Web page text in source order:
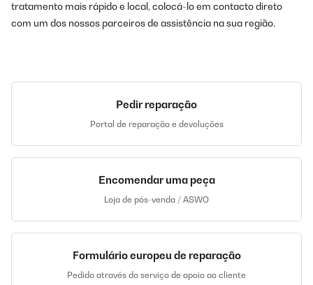
tratamento mais rápido e local, colocá-lo em contacto direto
com um dos nossos parceiros de assistência na sua região.
Pedir reparação
Portal de reparação e devoluções
Encomendar uma peça
Loja de pós-venda / ASWO
Formulário europeu de reparação
Pedido através do serviço de apoio ao cliente